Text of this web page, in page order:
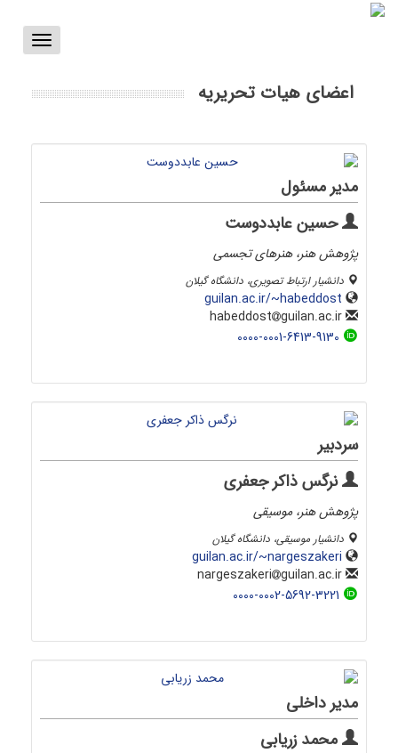
Toggle
اعضای هیات تحریریه
مدیر مسئول
حسین عابددوست
پژوهش هنر، هنرهای تجسمی
دانشیار ارتباط تصویری، دانشگاه گیلان
guilan.ac.ir/~habeddost
guilan.ac.ir
0000-0001-6413-9130
سردبیر
نرگس ذاکر جعفری
پژوهش هنر، موسیقی
دانشیار موسیقی، دانشگاه گیلان
guilan.ac.ir/~nargeszakeri
guilan.ac.ir
0000-0002-5692-3221
مدیر داخلی
محمد زریابی